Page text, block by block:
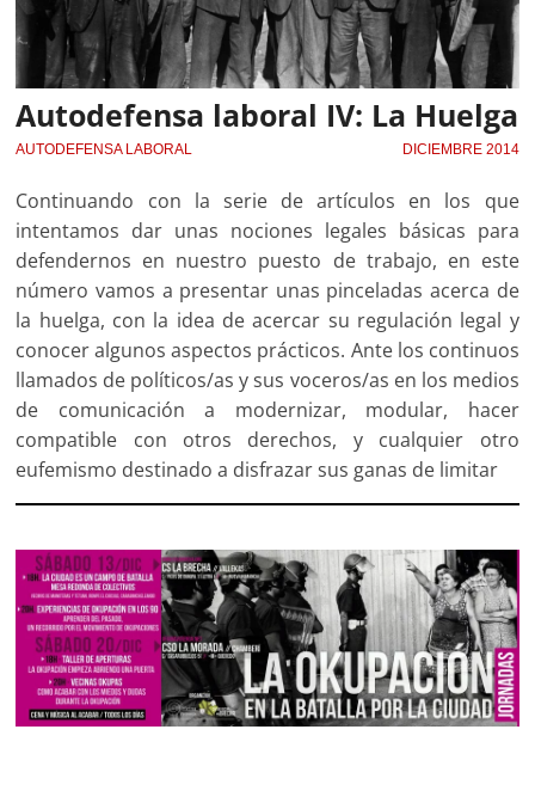
Autodefensa laboral IV: La Huelga
AUTODEFENSA LABORAL DICIEMBRE 2014
Continuando con la serie de artículos en los que
intentamos dar unas nociones legales básicas para
defendernos en nuestro puesto de trabajo, en este
número vamos a presentar unas pinceladas acerca de
la huelga, con la idea de acercar su regulación legal y
conocer algunos aspectos prácticos. Ante los continuos
llamados de políticos/as y sus voceros/as en los medios
de comunicación a modernizar, modular, hacer
compatible con otros derechos, y cualquier otro
eufemismo destinado a disfrazar sus ganas de limitar